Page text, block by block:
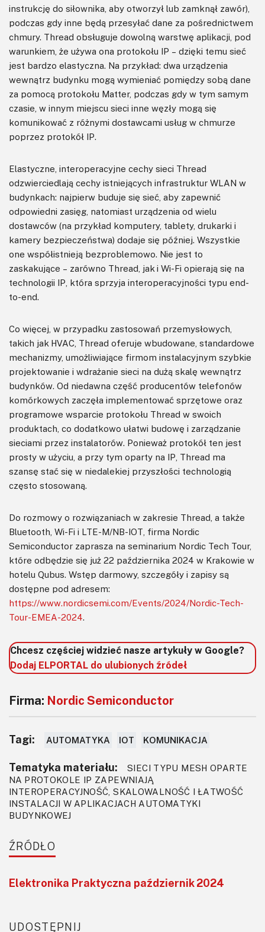
instrukcję do siłownika, aby otworzył lub zamknął zawór),
podczas gdy inne będą przesyłać dane za pośrednictwem
chmury. Thread obsługuje dowolną warstwę aplikacji, pod
warunkiem, że używa ona protokołu IP – dzięki temu sieć
jest bardzo elastyczna. Na przykład: dwa urządzenia
wewnątrz budynku mogą wymieniać pomiędzy sobą dane
za pomocą protokołu Matter, podczas gdy w tym samym
czasie, w innym miejscu sieci inne węzły mogą się
komunikować z różnymi dostawcami usług w chmurze
poprzez protokół IP.
Elastyczne, interoperacyjne cechy sieci Thread
odzwierciedlają cechy istniejących infrastruktur WLAN w
budynkach: najpierw buduje się sieć, aby zapewnić
odpowiedni zasięg, natomiast urządzenia od wielu
dostawców (na przykład komputery, tablety, drukarki i
kamery bezpieczeństwa) dodaje się później. Wszystkie
one współistnieją bezproblemowo. Nie jest to
zaskakujące – zarówno Thread, jak i Wi-Fi opierają się na
technologii IP, która sprzyja interoperacyjności typu end-
to-end.
Co więcej, w przypadku zastosowań przemysłowych,
takich jak HVAC, Thread oferuje wbudowane, standardowe
mechanizmy, umożliwiające firmom instalacyjnym szybkie
projektowanie i wdrażanie sieci na dużą skalę wewnątrz
budynków. Od niedawna część producentów telefonów
komórkowych zaczęła implementować sprzętowe oraz
programowe wsparcie protokołu Thread w swoich
produktach, co dodatkowo ułatwi budowę i zarządzanie
sieciami przez instalatorów. Ponieważ protokół ten jest
prosty w użyciu, a przy tym oparty na IP, Thread ma
szansę stać się w niedalekiej przyszłości technologią
często stosowaną.
Do rozmowy o rozwiązaniach w zakresie Thread, a także
Bluetooth, Wi-Fi i LTE-M/NB-IOT, firma Nordic
Semiconductor zaprasza na seminarium Nordic Tech Tour,
które odbędzie się już 22 października 2024 w Krakowie w
hotelu Qubus. Wstęp darmowy, szczegóły i zapisy są
dostępne pod adresem:
https://www.nordicsemi.com/Events/2024/Nordic-Tech-
Tour-EMEA-2024.
Chcesz częściej widzieć nasze artykuły w Google?
Dodaj ELPORTAL do ulubionych źródeł
Firma: Nordic Semiconductor
Tagi: AUTOMATYKA IOT KOMUNIKACJA
Tematyka materiału:
SIECI TYPU MESH OPARTE
NA PROTOKOLE IP ZAPEWNIAJĄ
INTEROPERACYJNOŚĆ, SKALOWALNOŚĆ I ŁATWOŚĆ
INSTALACJI W APLIKACJACH AUTOMATYKI
BUDYNKOWEJ
ŹRÓDŁO
Elektronika Praktyczna październik 2024
UDOSTĘPNIJ